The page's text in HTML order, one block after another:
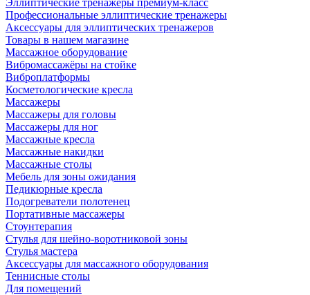
Эллиптические тренажеры премиум-класс
Профессиональные эллиптические тренажеры
Аксессуары для эллиптических тренажеров
Товары в нашем магазине
Массажное оборудование
Вибромассажёры на стойке
Виброплатформы
Косметологические кресла
Массажеры
Массажеры для головы
Массажеры для ног
Массажные кресла
Массажные накидки
Массажные столы
Мебель для зоны ожидания
Педикюрные кресла
Подогреватели полотенец
Портативные массажеры
Стоунтерапия
Стулья для шейно-воротниковой зоны
Стулья мастера
Аксессуары для массажного оборудования
Теннисные столы
Для помещений